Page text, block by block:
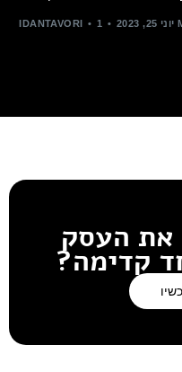
IDANTAVORI יוני 25, 2023
את העסק
קדימה?